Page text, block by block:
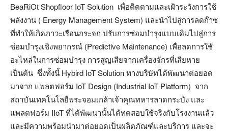
BeaRiOt Shopfloor IoT Solution เพื่อติดตามและเฝ้าระวังการใช้
พลังงาน ( Energy Management System) และนำไปสู่การลดก๊าซ
ที่ทำให้เกิดภาวะเรือนกระจก ปรับการซ่อมบำรุงแบบเดิมไปสู่การ
ซ่อมบำรุงเชิงพยากรณ์ (Predictive Maintenance) เพื่อลดการใช้
อะไหล่ในการซ่อมบำรุง การสูญเสียจากเครื่องจักรที่เสียหาย
เป็นต้น ซึ่งทั้งนี้ Hybird IoT Solution ทางบริษัทได้พัฒนาต่อยอด
มาจาก แพลตฟอร์ม IoT Design (Industrial IoT Platform) จาก
สถาบันเทคโนโลยีพระจอมเกล้าเจ้าคุณทหารลาดกระบัง และ
แพลตฟอร์ม IIoT ที่ได้พัฒนานั้นได้ทดสอบใช้จริงกับโรงงานแล้ว
และมีความพร้อมนำมาต่อยอดเป็นผลิตภัณฑ์และบริการ และจะ